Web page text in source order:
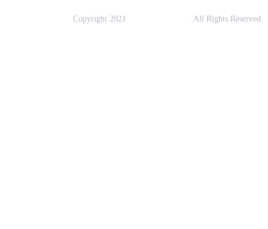
Copyright 2021 . All Rights Reserved.